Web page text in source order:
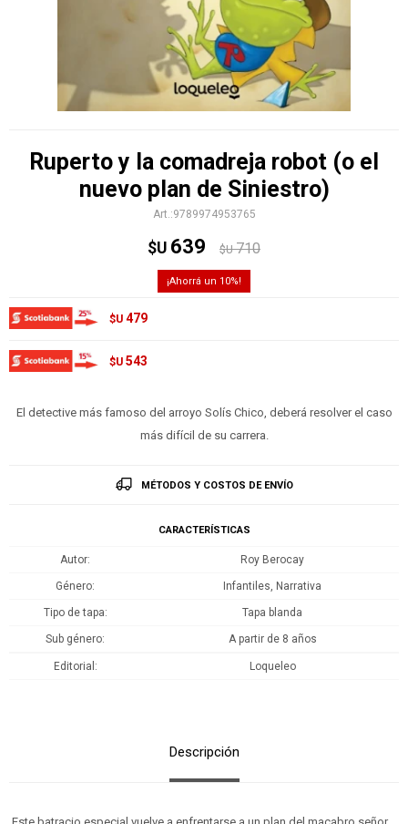
Ruperto y la comadreja robot (o el
nuevo plan de Siniestro)
9789974953765
$U 639 $U 710
10
$U 479
$U 543
El detective más famoso del arroyo Solís Chico, deberá resolver el caso
más difícil de su carrera.
MÉTODOS Y COSTOS DE ENVÍO
CARACTERÍSTICAS
Autor Roy Berocay
Género Infantiles, Narrativa
Tipo de tapa Tapa blanda
Sub género A partir de 8 años
Editorial Loqueleo
Descripción